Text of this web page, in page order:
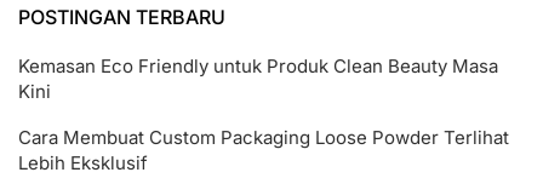
POSTINGAN TERBARU
Kemasan Eco Friendly untuk Produk Clean Beauty Masa
Kini
Cara Membuat Custom Packaging Loose Powder Terlihat
Lebih Eksklusif